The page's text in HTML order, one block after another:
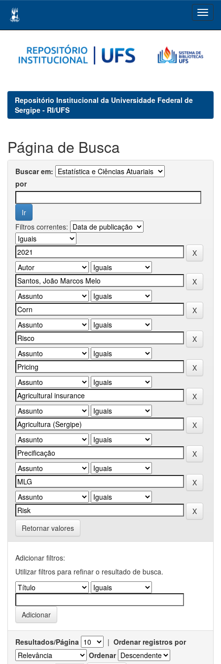
navigation
Repositório Institucional da Universidade Federal de
Sergipe - RI/UFS
Página de Busca
Buscar em:
por
Filtros correntes:
Retornar valores
Adicionar filtros:
Utilizar filtros para refinar o resultado de busca.
Resultados/Página | Ordenar registros por
Ordenar